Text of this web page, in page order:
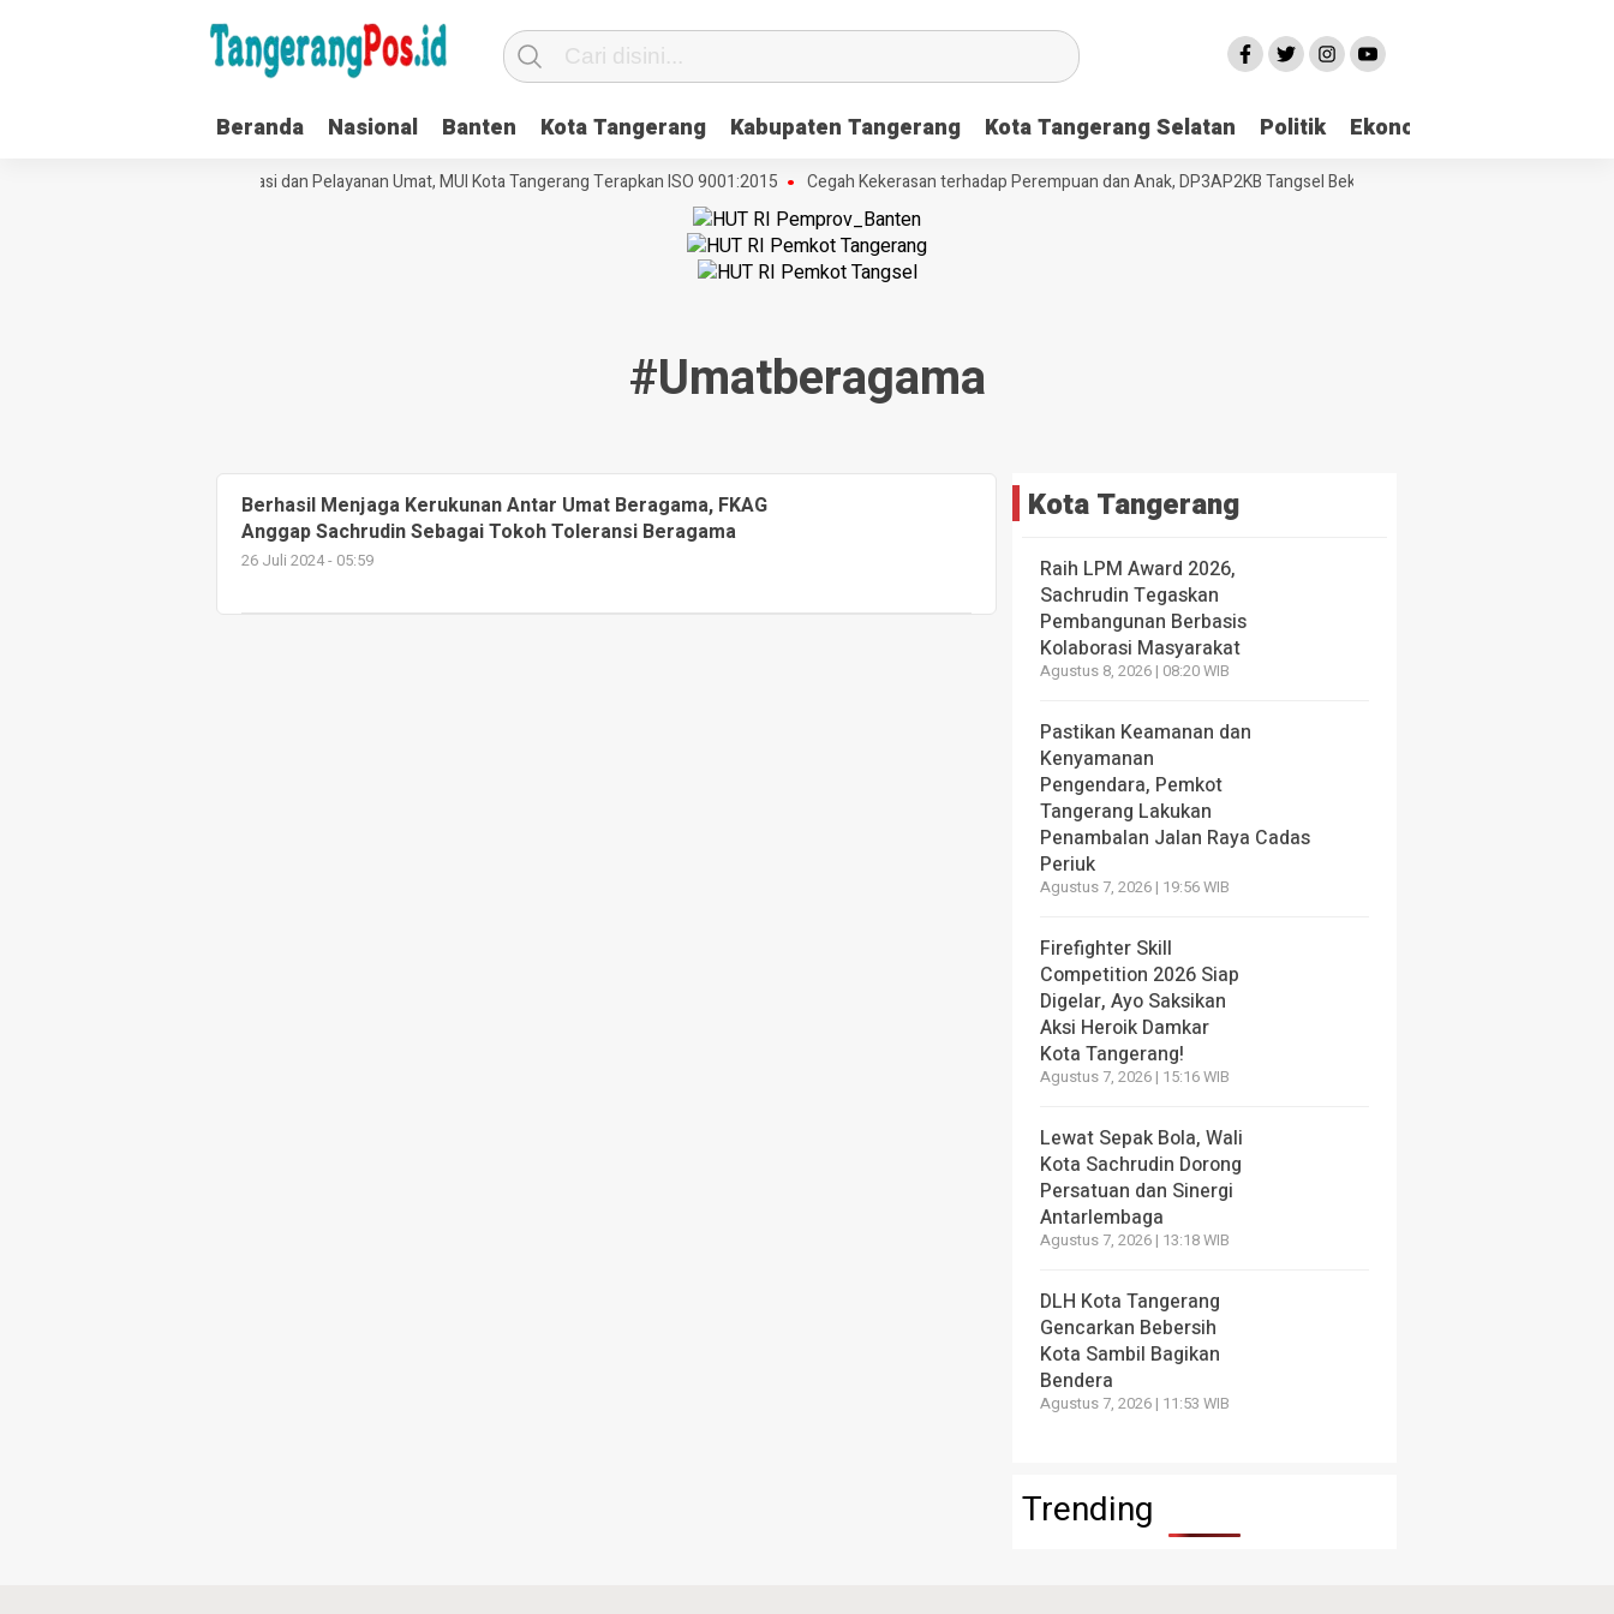
Beranda Nasional Banten Kota Tangerang Kabupaten Tangerang Kota Tangerang Selatan Politik Ekonomi
Perkuat Tata Kelola Organisasi dan Pelayanan Umat, MUI Kota Tangerang Terapkan ISO 9001:2015 Cegah Kekerasan terhadap Perempuan dan Anak, DP3AP2KB Tangsel Bekali Masyarakat Manajemen Stres
#umatberagama
Berhasil Menjaga Kerukunan Antar Umat Beragama, FKAG
Anggap Sachrudin Sebagai Tokoh Toleransi Beragama
26 Juli 2024 - 05:59
Kota Tangerang
Raih LPM Award 2026,
Sachrudin Tegaskan
Pembangunan Berbasis
Kolaborasi Masyarakat
Agustus 8, 2026 | 08:20 WIB
Pastikan Keamanan dan
Kenyamanan
Pengendara, Pemkot
Tangerang Lakukan
Penambalan Jalan Raya Cadas
Periuk
Agustus 7, 2026 | 19:56 WIB
Firefighter Skill
Competition 2026 Siap
Digelar, Ayo Saksikan
Aksi Heroik Damkar
Kota Tangerang!
Agustus 7, 2026 | 15:16 WIB
Lewat Sepak Bola, Wali
Kota Sachrudin Dorong
Persatuan dan Sinergi
Antarlembaga
Agustus 7, 2026 | 13:18 WIB
DLH Kota Tangerang
Gencarkan Bebersih
Kota Sambil Bagikan
Bendera
Agustus 7, 2026 | 11:53 WIB
Trending